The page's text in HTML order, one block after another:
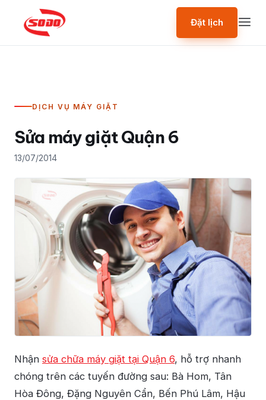
Đặt lịch
DỊCH VỤ MÁY GIẶT
Sửa máy giặt Quận 6
13/07/2014
Nhận sửa chữa máy giặt tại Quận 6, hỗ trợ nhanh
chóng trên các tuyến đường sau: Bà Hom, Tân
Hòa Đông, Đặng Nguyên Cẩn, Bến Phú Lâm, Hậu